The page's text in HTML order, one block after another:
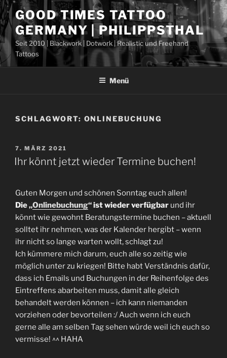
Zum
Inhalt
springen
GOOD TIMES TATTOO
GERMANY | PHILIPPSTHAL
Seit 2010 | Blackwork | Dotwork | Realistic und Freehand
Tattoos
Menü
SCHLAGWORT: ONLINEBUCHUNG
VERÖFFENTLICHT
AM
7. MÄRZ 2021
Ihr könnt jetzt wieder Termine buchen!
Guten Morgen und schönen Sonntag euch allen!
Die „Onlinebuchung“ ist wieder verfügbar und ihr
könnt wie gewohnt Beratungstermine buchen – aktuell
solltet ihr nehmen, was der Kalender hergibt – wenn
ihr nicht so lange warten wollt, schlagt zu!
Ich kümmere mich darum, euch alle so zeitig wie
möglich unter zu kriegen! Bitte habt Verständnis dafür,
dass ich Emails und Buchungen in der Reihenfolge des
Eintreffens abarbeiten muss, damit alle gleich
behandelt werden können – ich kann niemanden
vorziehen oder bevorteilen :/ Auch wenn ich euch
gerne alle am selben Tag sehen würde weil ich euch so
vermisse! ^^ HAHA